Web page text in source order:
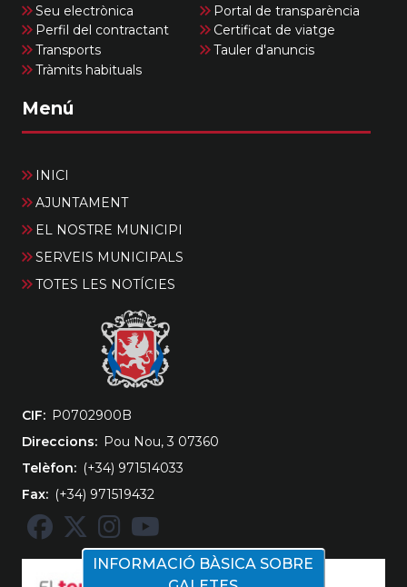
Seu electrònica
Portal de transparència
Perfil del contractant
Certificat de viatge
Transports
Tauler d'anuncis
Tràmits habituals
Menú
INICI
AJUNTAMENT
EL NOSTRE MUNICIPI
SERVEIS MUNICIPALS
TOTES LES NOTÍCIES
CIF
‎P0702900B
Direccions
Pou Nou, 3 07360
Telèfon
(+34) 971514033
Fax
(+34) 971519432
INFORMACIÓ BÀSICA SOBRE